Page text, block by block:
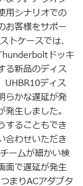
用シナリオでの
お客様をサポー
トケースでは、
ドッキ
る新品のディス
UHBR10ディス
らかな遅延が発
生しました。
することもでき
合わせいただき
ームが細かい検
面で遅延が発生
まりACアダプタ